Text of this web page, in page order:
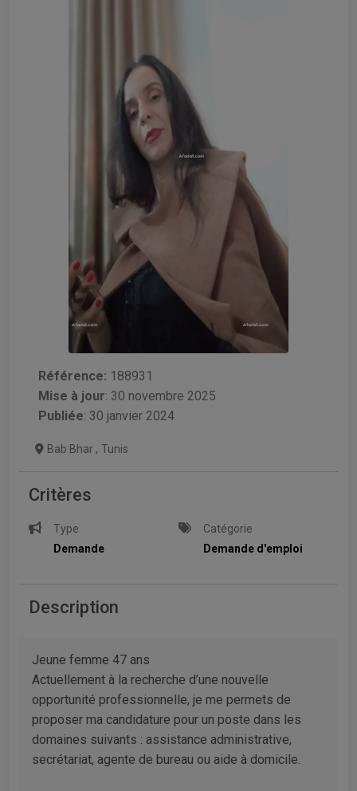
Référence: 188931
Mise à jour: 30 novembre 2025
Publiée: 30 janvier 2024
Bab Bhar , Tunis
Critères
Type
Demande
Catégorie
Demande d'emploi
Description
Jeune femme 47 ans
Actuellement à la recherche d’une nouvelle
opportunité professionnelle, je me permets de
proposer ma candidature pour un poste dans les
domaines suivants : assistance administrative,
secrétariat, agente de bureau ou aide à domicile.